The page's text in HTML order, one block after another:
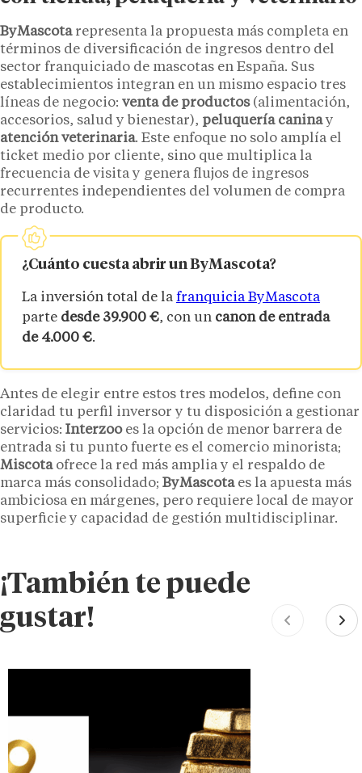
ByMascotarepresenta la propuesta más completa en
términos de diversificación de ingresos dentro del
sector franquiciado de mascotas en España. Sus
establecimientos integran en un mismo espacio tres
líneas de negocio: venta de productos(alimentación,
accesorios, salud y bienestar), peluquería caninay
atención veterinaria. Este enfoque no solo amplía el
ticket medio por cliente, sino que multiplica la
frecuencia de visita y genera flujos de ingresos
recurrentes independientes del volumen de compra
de producto.
¿Cuánto cuesta abrir un ByMascota?
La inversión total de la franquicia ByMascota
parte desde 39.900 €, con un canon de entrada
de 4.000 €.
Antes de elegir entre estos tres modelos, define con
claridad tu perfil inversor y tu disposición a gestionar
servicios: Interzooes la opción de menor barrera de
entrada si tu punto fuerte es el comercio minorista;
Miscotaofrece la red más amplia y el respaldo de
marca más consolidado; ByMascotaes la apuesta más
ambiciosa en márgenes, pero requiere local de mayor
superficie y capacidad de gestión multidisciplinar.
¡También te puede
gustar!